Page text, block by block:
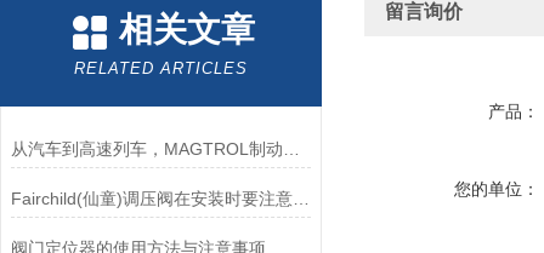
相关文章
RELATED ARTICLES
Fairchild(仙童)调压阀在安装时要注意有哪些需要注意的地方？
阀门定位器的使用方法与注意事项
留言询价
产品：
您的单位：